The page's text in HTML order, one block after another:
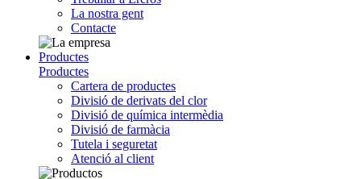
La nostra gent
Contacte
Productes
Productes
Cartera de productes
Divisió de derivats del clor
Divisió de química intermèdia
Divisió de farmàcia
Tutela i seguretat
Atenció al client